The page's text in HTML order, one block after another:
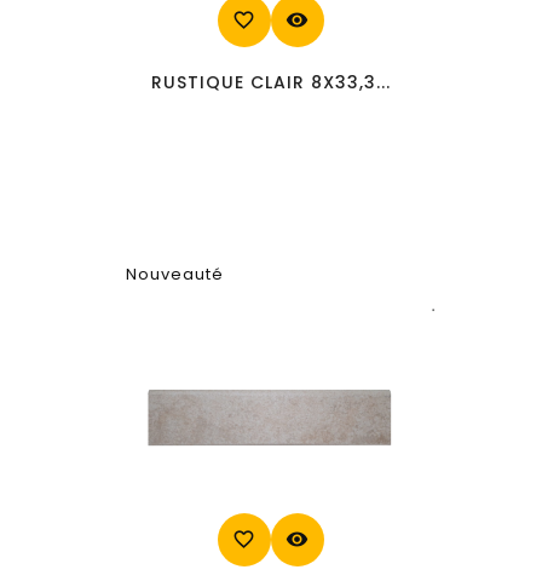
favorite_border visibility
RUSTIQUE CLAIR 8X33,3...
Nouveauté
favorite_border visibility